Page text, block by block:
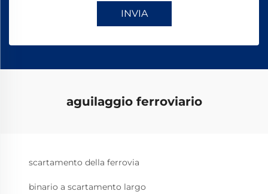
INVIA
aguilaggio ferroviario
scartamento della ferrovia
binario a scartamento largo